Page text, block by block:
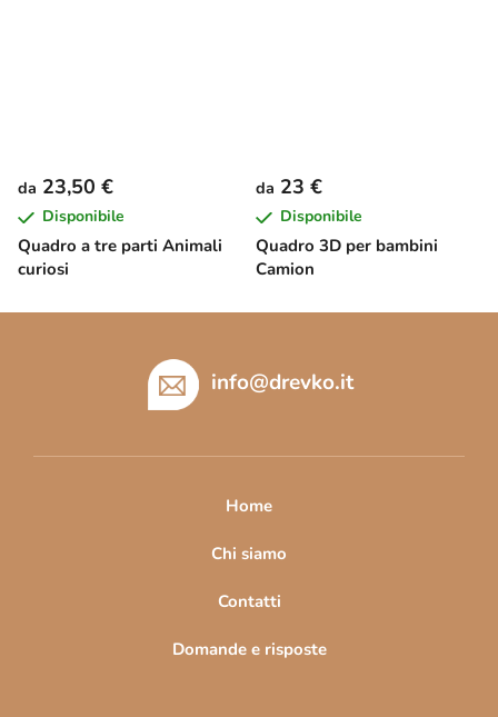
Quadro a tre parti Animali
curiosi
da 23,50 €
Disponibile
Quadro 3D per bambini
Camion
da 23 €
Disponibile
info@drevko.it
Home
Chi siamo
Contatti
Domande e risposte